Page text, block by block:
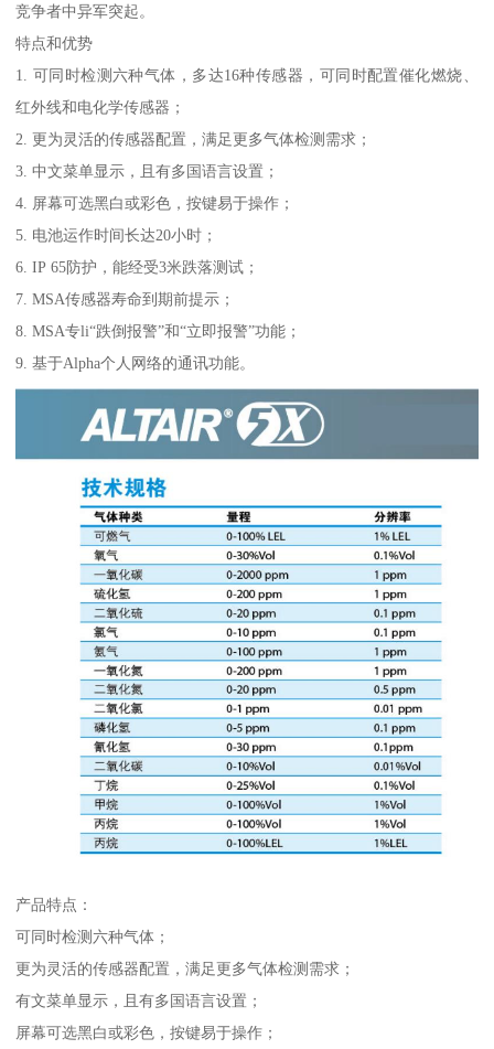
竞争者中异军突起。
特点和优势
1. 可同时检测六种气体，多达16种传感器，可同时配置催化燃烧、
红外线和电化学传感器；
2. 更为灵活的传感器配置，满足更多气体检测需求；
3. 中文菜单显示，且有多国语言设置；
4. 屏幕可选黑白或彩色，按键易于操作；
5. 电池运作时间长达20小时；
6. IP 65防护，能经受3米跌落测试；
7. MSA传感器寿命到期前提示；
8. MSA专li“跌倒报警”和“立即报警”功能；
9. 基于Alpha个人网络的通讯功能。
产品特点：
可同时检测六种气体；
更为灵活的传感器配置，满足更多气体检测需求；
有文菜单显示，且有多国语言设置；
屏幕可选黑白或彩色，按键易于操作；